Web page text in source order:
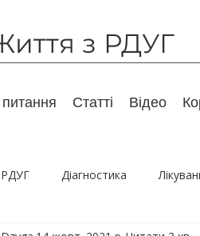
з РДУГ
питання Статті Відео
РДУГ Діагностика